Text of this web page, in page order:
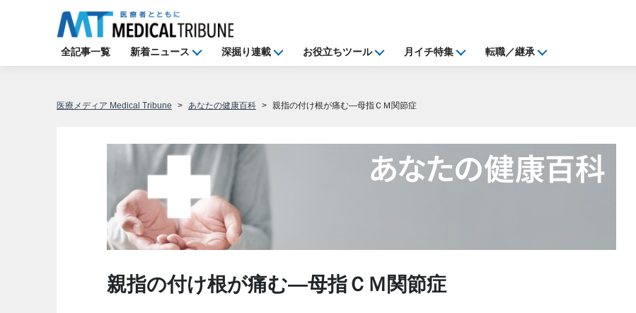
全記事一覧 新着ニュース 深掘り連載 お役立ちツール 月イチ特集 転職／継承
医療メディア Medical Tribune あなたの健康百科 親指の付け根が痛む―母指ＣＭ関節症
親指の付け根が痛む―母指ＣＭ関節症